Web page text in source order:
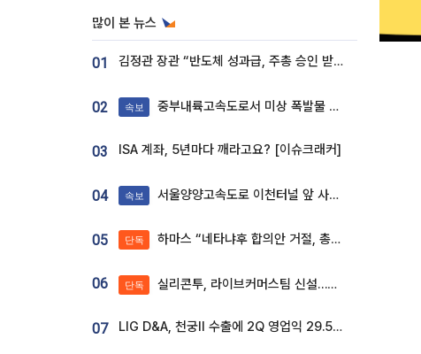
많이 본 뉴스
01 김정관 장관 “반도체 성과급, 주총 승인 받도록”…상법·자본시장법 개정 시사
02 속보 중부내륙고속도로서 미상 폭발물 발견
03 ISA 계좌, 5년마다 깨라고요? [이슈크래커]
04 속보 서울양양고속도로 이천터널 앞 사고 발생
05 단독 하마스 “네타냐후 합의안 거절, 총선 앞두고 시간 끌기”
06 단독 실리콘투, 라이브커머스팀 신설…K뷰티 ‘글로벌 판매망’ 확대[K뷰티 라방戰]
07 LIG D&A, 천궁Ⅱ 수출에 2Q 영업익 29.5%↑…수주잔고 24.6조 [종합]